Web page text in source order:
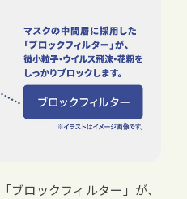
ブロックフィルター」が、